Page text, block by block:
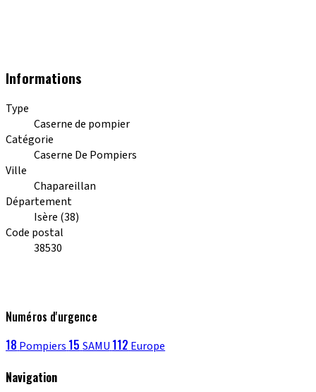
Informations
Type
Caserne de pompier
Catégorie
Caserne De Pompiers
Ville
Chapareillan
Département
Isère (38)
Code postal
38530
Numéros d'urgence
18 Pompiers 15 SAMU 112 Europe
Navigation